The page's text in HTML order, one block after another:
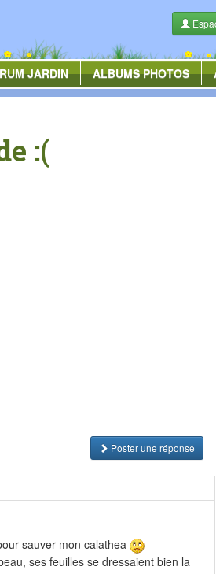
JARDIN ALBUMSPHOTOS
:(
Poster une réponse
sauver mon calathea
ses feuilles se dressaient bien la